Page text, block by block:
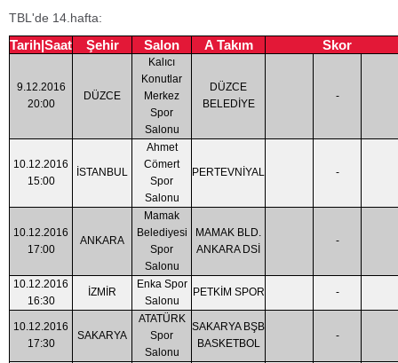
TBL'de 14.hafta:
Tarih|Saat Şehir Salon A Takım Skor
9.12.2016
20:00
DÜZCE
Kalıcı
Konutlar
Merkez
Spor
Salonu
DÜZCE
BELEDİYE
-
10.12.2016
15:00
İSTANBUL
Ahmet
Cömert
Spor
Salonu
PERTEVNİYAL -
10.12.2016
17:00
ANKARA
Mamak
Belediyesi
Spor
Salonu
MAMAK BLD.
ANKARA DSİ
-
10.12.2016
16:30
İZMİR
Enka Spor
Salonu
PETKİM SPOR -
10.12.2016
17:30
SAKARYA
ATATÜRK
Spor
Salonu
SAKARYA BŞB
BASKETBOL
-